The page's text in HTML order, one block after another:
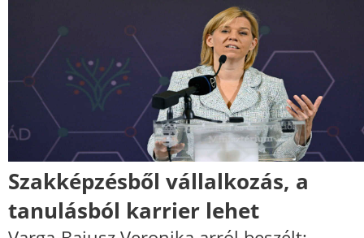
Szakképzésből vállalkozás, a
tanulásból karrier lehet